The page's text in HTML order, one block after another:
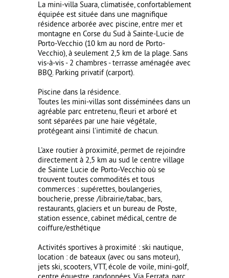
La mini-villa Suara, climatisée, confortablement
équipée est située dans une magnifique
résidence arborée avec piscine, entre mer et
montagne en Corse du Sud à Sainte-Lucie de
Porto-Vecchio (10 km au nord de Porto-
Vecchio), à seulement 2,5 km de la plage. Sans
vis-à-vis - 2 chambres - terrasse aménagée avec
BBQ. Parking privatif (carport).
Piscine dans la résidence.
Toutes les mini-villas sont disséminées dans un
agréable parc entretenu, fleuri et arboré et
sont séparées par une haie végétale,
protégeant ainsi l'intimité de chacun.
L'axe routier à proximité, permet de rejoindre
directement à 2,5 km au sud le centre village
de Sainte Lucie de Porto-Vecchio où se
trouvent toutes commodités et tous
commerces : supérettes, boulangeries,
boucherie, presse /librairie/tabac, bars,
restaurants, glaciers et un bureau de Poste,
station essence, cabinet médical, centre de
coiffure/esthétique
Activités sportives à proximité : ski nautique,
location : de bateaux (avec ou sans moteur),
jets ski, scooters, VTT, école de voile, mini-golf,